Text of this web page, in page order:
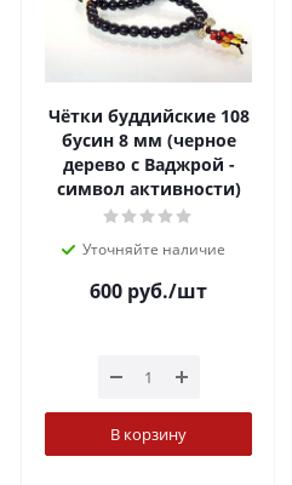
Чётки буддийские 108
бусин 8 мм (черное
дерево с Ваджрой -
символ активности)
Уточняйте наличие
600 руб./шт
В корзину